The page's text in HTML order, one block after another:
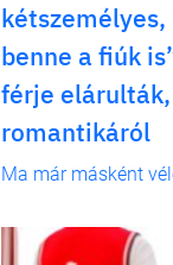
benne a fiúk
férje
romantikáról
Ma már másként